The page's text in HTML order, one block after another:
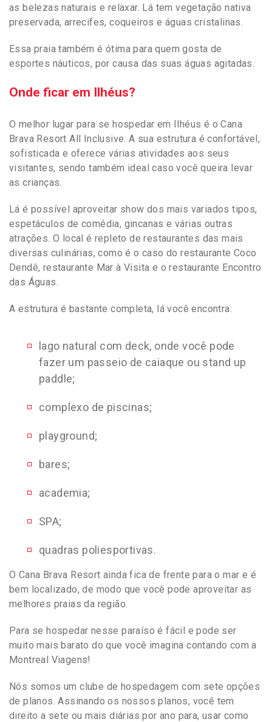
as belezas naturais e relaxar. Lá tem vegetação nativa
preservada, arrecifes, coqueiros e águas cristalinas.
Essa praia também é ótima para quem gosta de
esportes náuticos, por causa das suas águas agitadas.
Onde ficar em Ilhéus?
O melhor lugar para se hospedar em Ilhéus é o Cana
Brava Resort All Inclusive. A sua estrutura é confortável,
sofisticada e oferece várias atividades aos seus
visitantes, sendo também ideal caso você queira levar
as crianças.
Lá é possível aproveitar show dos mais variados tipos,
espetáculos de comédia, gincanas e várias outras
atrações. O local é repleto de restaurantes das mais
diversas culinárias, como é o caso do restaurante Coco
Dendê, restaurante Mar à Visita e o restaurante Encontro
das Águas.
A estrutura é bastante completa, lá você encontra:
lago natural com deck, onde você pode
fazer um passeio de caiaque ou stand up
paddle;
complexo de piscinas;
playground;
bares;
academia;
SPA;
quadras poliesportivas.
O Cana Brava Resort ainda fica de frente para o mar e é
bem localizado, de modo que você pode aproveitar as
melhores praias da região.
Para se hospedar nesse paraíso é fácil e pode ser
muito mais barato do que você imagina contando com a
Montreal Viagens!
Nós somos um clube de hospedagem com sete opções
de planos. Assinando os nossos planos, você tem
direito a sete ou mais diárias por ano para, usar como